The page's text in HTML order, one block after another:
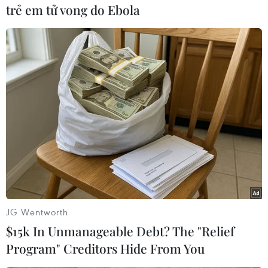
ông Hollande. Theo Lagerfeld, tân tổng
thốngPháp là một người “rất vui tính, giàu nhiệt
huyết và rất, rất thông minh.”/.
Quốc Thịnh (Vietnam+)
trẻ em tử vong do Ebola
JG Wentworth
$15k In Unmanageable Debt? The "Relief
Program" Creditors Hide From You